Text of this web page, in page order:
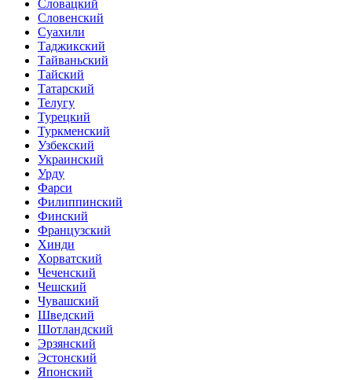
Словацкий
Словенский
Суахили
Таджикский
Тайваньский
Тайский
Татарский
Телугу
Турецкий
Туркменский
Узбекский
Украинский
Урду
Фарси
Филиппинский
Финский
Французский
Хинди
Хорватский
Чеченский
Чешский
Чувашский
Шведский
Шотландский
Эрзянский
Эстонский
Японский